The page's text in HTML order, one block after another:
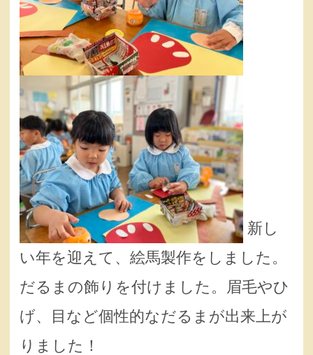
新し
い年を迎えて、絵馬製作をしました。
だるまの飾りを付けました。眉毛やひ
げ、目など個性的なだるまが出来上が
りました！